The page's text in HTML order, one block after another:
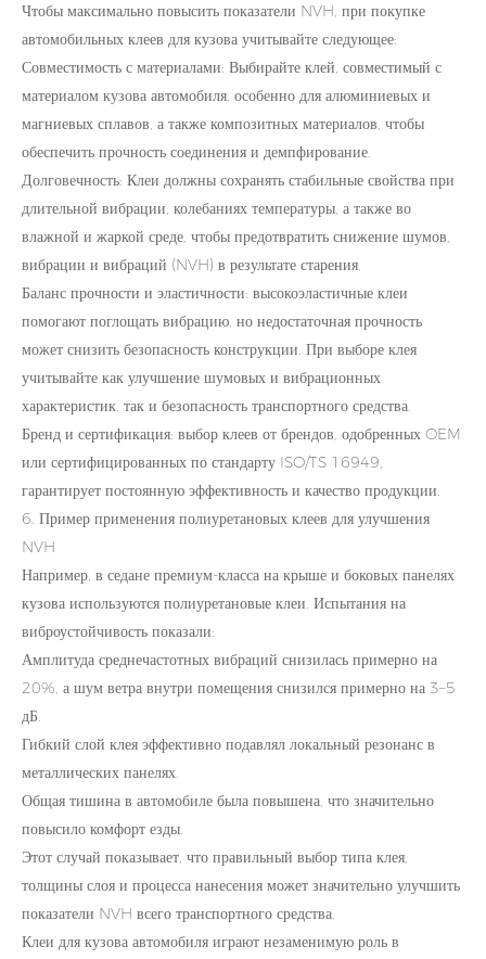
Чтобы максимально повысить показатели NVH, при покупке
автомобильных клеев для кузова учитывайте следующее:
Совместимость с материалами: Выбирайте клей, совместимый с
материалом кузова автомобиля, особенно для алюминиевых и
магниевых сплавов, а также композитных материалов, чтобы
обеспечить прочность соединения и демпфирование.
Долговечность: Клеи должны сохранять стабильные свойства при
длительной вибрации, колебаниях температуры, а также во
влажной и жаркой среде, чтобы предотвратить снижение шумов,
вибрации и вибраций (NVH) в результате старения.
Баланс прочности и эластичности: высокоэластичные клеи
помогают поглощать вибрацию, но недостаточная прочность
может снизить безопасность конструкции. При выборе клея
учитывайте как улучшение шумовых и вибрационных
характеристик, так и безопасность транспортного средства.
Бренд и сертификация: выбор клеев от брендов, одобренных OEM
или сертифицированных по стандарту ISO/TS 16949,
гарантирует постоянную эффективность и качество продукции.
6. Пример применения полиуретановых клеев для улучшения
NVH
Например, в седане премиум-класса на крыше и боковых панелях
кузова используются полиуретановые клеи. Испытания на
виброустойчивость показали:
Амплитуда среднечастотных вибраций снизилась примерно на
20%, а шум ветра внутри помещения снизился примерно на 3–5
дБ.
Гибкий слой клея эффективно подавлял локальный резонанс в
металлических панелях.
Общая тишина в автомобиле была повышена, что значительно
повысило комфорт езды.
Этот случай показывает, что правильный выбор типа клея,
толщины слоя и процесса нанесения может значительно улучшить
показатели NVH всего транспортного средства.
Клеи для кузова автомобиля играют незаменимую роль в